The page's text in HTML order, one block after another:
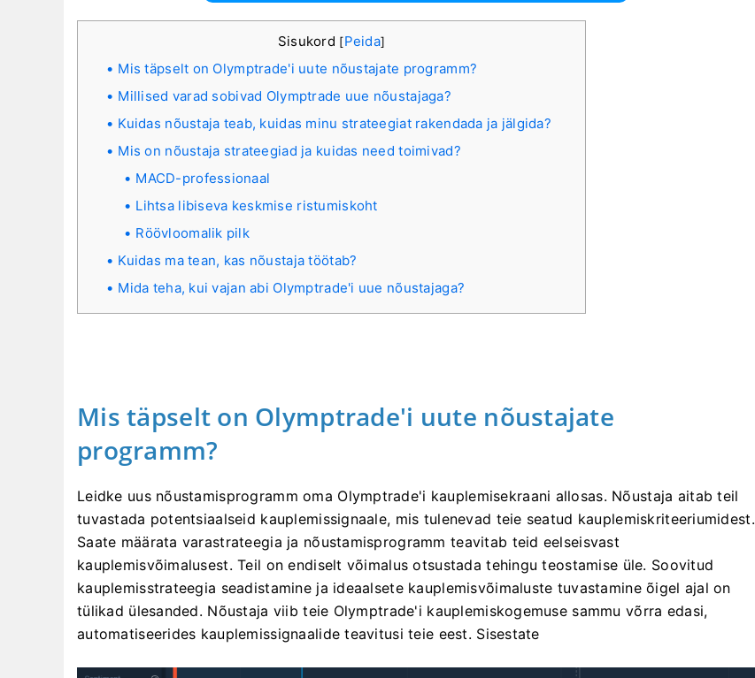
Sisukord [Peida]
Mis täpselt on Olymptrade'i uute nõustajate programm?
Millised varad sobivad Olymptrade uue nõustajaga?
Kuidas nõustaja teab, kuidas minu strateegiat rakendada ja jälgida?
Mis on nõustaja strateegiad ja kuidas need toimivad?
MACD-professionaal
Lihtsa libiseva keskmise ristumiskoht
Röövloomalik pilk
Kuidas ma tean, kas nõustaja töötab?
Mida teha, kui vajan abi Olymptrade'i uue nõustajaga?
Mis täpselt on Olymptrade'i uute nõustajate
programm?
Leidke uus nõustamisprogramm oma Olymptrade'i kauplemisekraani allosas. Nõustaja aitab teil
tuvastada potentsiaalseid kauplemissignaale, mis tulenevad teie seatud kauplemiskriteeriumidest.
Saate määrata varastrateegia ja nõustamisprogramm teavitab teid eelseisvast
kauplemisvõimalusest. Teil on endiselt võimalus otsustada tehingu teostamise üle. Soovitud
kauplemisstrateegia seadistamine ja ideaalsete kauplemisvõimaluste tuvastamine õigel ajal on
tülikad ülesanded. Nõustaja viib teie Olymptrade'i kauplemiskogemuse sammu võrra edasi,
automatiseerides kauplemissignaalide teavitusi teie eest. Sisestate